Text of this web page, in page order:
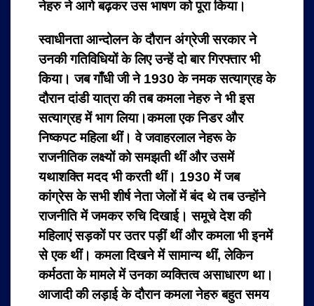
नेहरु ने आगे बढ़कर उस भाषण को पूरा किया।
स्वाधीनता आन्दोलन के दौरान अंग्रेजी सरकार ने
उनकी गतिविधियों के लिए उन्हें दो बार गिरफ्तार भी
किया। जब गाँधी जी ने 1930 के नमक सत्याग्रह के
दौरान दांडी यात्रा की तब कमला नेहरु ने भी इस
सत्याग्रह में भाग लिया।कमला एक निडर और
निष्कपट महिला थीं। वे जवाहरलाल नेहरू के
राजनीतिक लक्ष्यों को समझती थीं और उसमें
यथाशक्ति मदद भी करती थीं। 1930 में जब
कांग्रेस के सभी शीर्ष नेता जेलों में बंद थे तब उन्होंने
राजनीति में जमकर रुचि दिखाई। समूचे देश की
महिलाएं सड़कों पर उतर पड़ीं थीं और कमला भी इनमें
से एक थीं। कमला दिखने में सामान्य थीं, लेकिन
कर्मठता के मामले में उनका व्यक्तित्व असाधारण था।
आजादी की लड़ाई के दौरान कमला नेहरु बहुत समय